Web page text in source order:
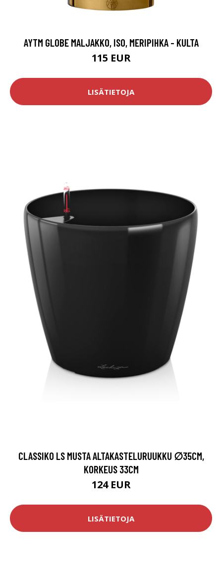
AYTM GLOBE MALJAKKO, ISO, MERIPIHKA - KULTA
115 EUR
LISÄTIETOJA
CLASSIKO LS MUSTA ALTAKASTELURUUKKU ∅35CM,
KORKEUS 33CM
124 EUR
LISÄTIETOJA